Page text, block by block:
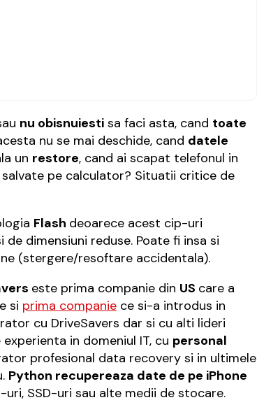
nu obisnuiesti sa faci asta, cand toate
nu se mai deschide, cand datele
un restore, cand ai scapat telefonul in
pe calculator? Situatii critice de
Flash deoarece acest cip-uri
dimensiuni reduse. Poate fi insa si
(stergere/resoftare accidentala).
este prima companie din US care a
si prima companie ce si-a introdus in
cu DriveSavers dar si cu alti lideri
in domeniul IT, cu personal
profesional data recovery si in ultimele
Python recupereaza date de pe iPhone
SSD-uri sau alte medii de stocare.